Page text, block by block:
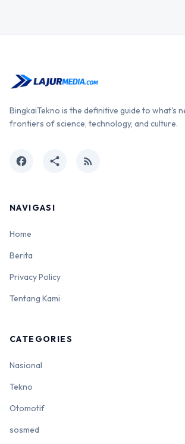
BingkaiTekno is the definitive guide to what's
frontiers of science, technology, and culture.
facebook share rss_feed
NAVIGASI
Home
Berita
Privacy Policy
Tentang Kami
CATEGORIES
Nasional
Tekno
Otomotif
sosmed